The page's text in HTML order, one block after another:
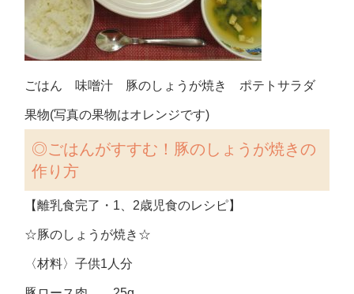
ごはん 味噌汁 豚のしょうが焼き ポテトサラダ
果物(写真の果物はオレンジです)
◎ごはんがすすむ！豚のしょうが焼きの
作り方
【離乳食完了・1、2歳児食のレシピ】
☆豚のしょうが焼き☆
〈材料〉子供1人分